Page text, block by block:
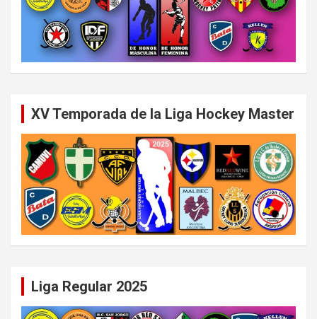
XV Temporada de la Liga Hockey Master
Liga Regular 2025